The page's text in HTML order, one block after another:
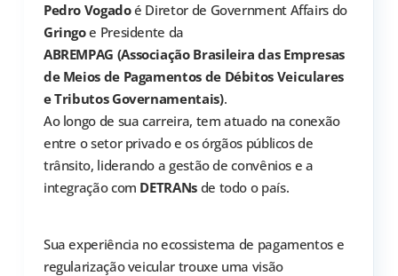
Pedro Vogadoé Diretor de Government Affairs do
Gringoe Presidente da
ABREMPAG (Associação Brasileira das Empresas
de Meios de Pagamentos de Débitos Veiculares
e Tributos Governamentais).
Ao longo de sua carreira, tem atuado na conexão
entre o setor privado e os órgãos públicos de
trânsito, liderando a gestão de convênios e a
integração com DETRANsde todo o país.
Sua experiência no ecossistema de pagamentos e
regularização veicular trouxe uma visão